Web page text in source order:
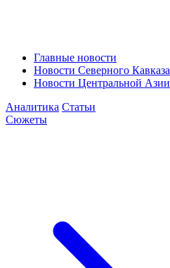
Главные новости
Новости Северного Кавказа
Новости Центральной Азии
Аналитика Статьи
Сюжеты